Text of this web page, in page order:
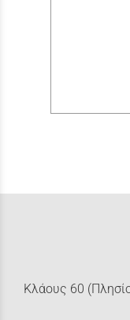
Κλάους 60